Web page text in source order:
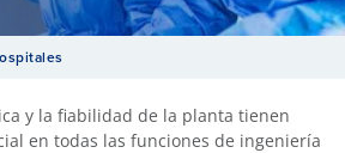
y la fiabilidad de la planta tienen
en todas las funciones de ingeniería